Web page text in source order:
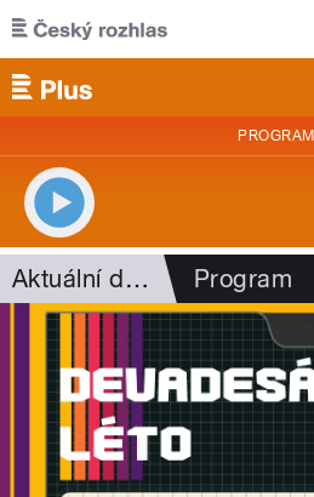
Přejít k hlavnímu obsahu
PROGRAM
Aktuální dění Program